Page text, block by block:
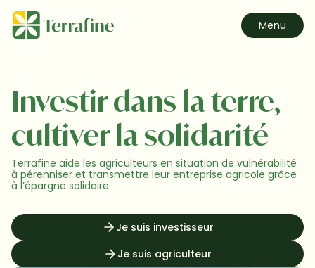
Menu
Investir dans la terre,
cultiver la solidarité
Terrafine aide les agriculteurs en situation de vulnérabilité
à pérenniser et transmettre leur entreprise agricole grâce
à l’épargne solidaire.
Je suis investisseur
Je suis agriculteur